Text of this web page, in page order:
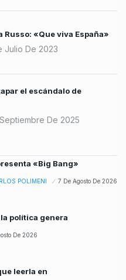
Russo: «Que viva España»
Julio De 2023
el escándalo de
De 2025
«Big Bang»
POLIMENI 7 De Agosto De 2026
política genera
De 2026
leerla en